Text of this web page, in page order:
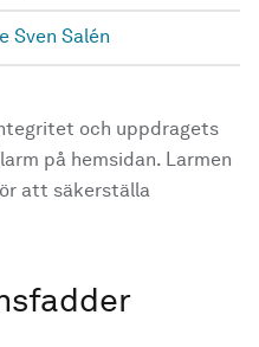
Sven Salén
och uppdragets
på hemsidan. Larmen
att säkerställa